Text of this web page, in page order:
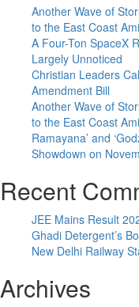
Another Wave of
to the East Coast
A Four-Ton SpaceX
Largely Unnoticed
Christian Leaders
Amendment Bill
Another Wave of
to the East Coast
Ramayana’ and
Showdown on
Recent
JEE Mains Result
Ghadi Detergent’s
New Delhi Railway
Archives